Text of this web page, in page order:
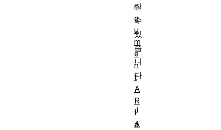
질
수
있
습
니
다
.
J
a
r
g
u
m
e
n
t
A
R
I
A